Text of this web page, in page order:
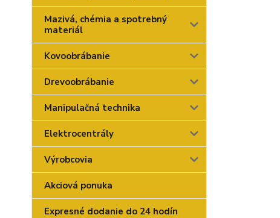
Mazivá, chémia a spotrebný
materiál
Kovoobrábanie
Drevoobrábanie
Manipulačná technika
Elektrocentrály
Výrobcovia
Akciová ponuka
Expresné dodanie do 24 hodín